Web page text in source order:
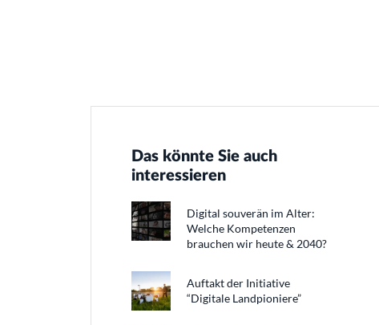
Das könnte Sie auch
interessieren
Digital souverän im Alter:
Welche Kompetenzen
brauchen wir heute & 2040?
Auftakt der Initiative
“Digitale Landpioniere”